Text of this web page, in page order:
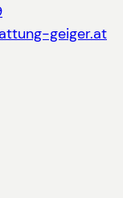
geiger.at